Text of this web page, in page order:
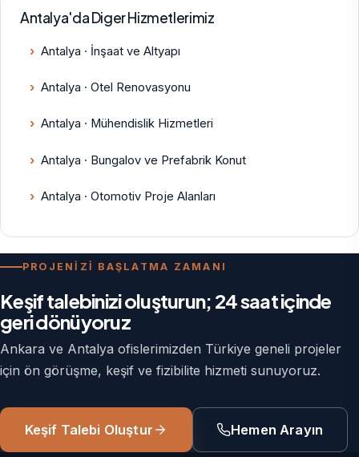
Antalya'da Diger Hizmetlerimiz
Antalya · İnşaat ve Altyapı
Antalya · Otel Renovasyonu
Antalya · Mühendislik Hizmetleri
Antalya · Bungalov ve Prefabrik Konut
Antalya · Otomotiv Proje Alanları
PROJENİZİ BAŞLATMA ZAMANI
Keşif talebinizi oluşturun; 24 saat içinde
geri dönüyoruz
Ankara ve Antalya ofislerimizden Türkiye geneli projeler
için ön görüşme, keşif ve fizibilite hizmeti sunuyoruz.
Keşif Talebi Oluştur Hemen Arayın